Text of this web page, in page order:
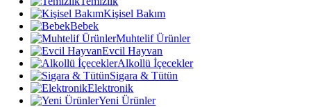
Kişisel Bakım
Bebek
Muhtelif Ürünler
Evcil Hayvan
Alkollü İçecekler
Sigara & Tütün
Elektronik
Yeni Ürünler